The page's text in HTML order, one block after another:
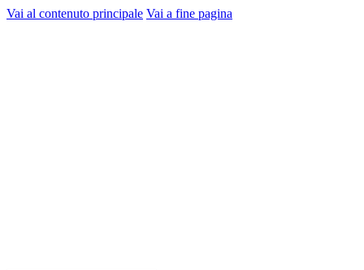
Vai al contenuto principale Vai a fine pagina